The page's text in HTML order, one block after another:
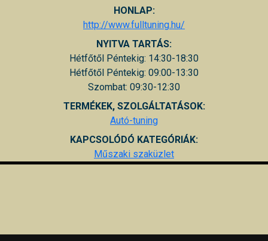
HONLAP:
http://www.fulltuning.hu/
NYITVA TARTÁS:
Hétfőtől Péntekig: 14:30-18:30
Hétfőtől Péntekig: 09:00-13:30
Szombat: 09:30-12:30
TERMÉKEK, SZOLGÁLTATÁSOK:
Autó-tuning
KAPCSOLÓDÓ KATEGÓRIÁK:
Műszaki szaküzlet